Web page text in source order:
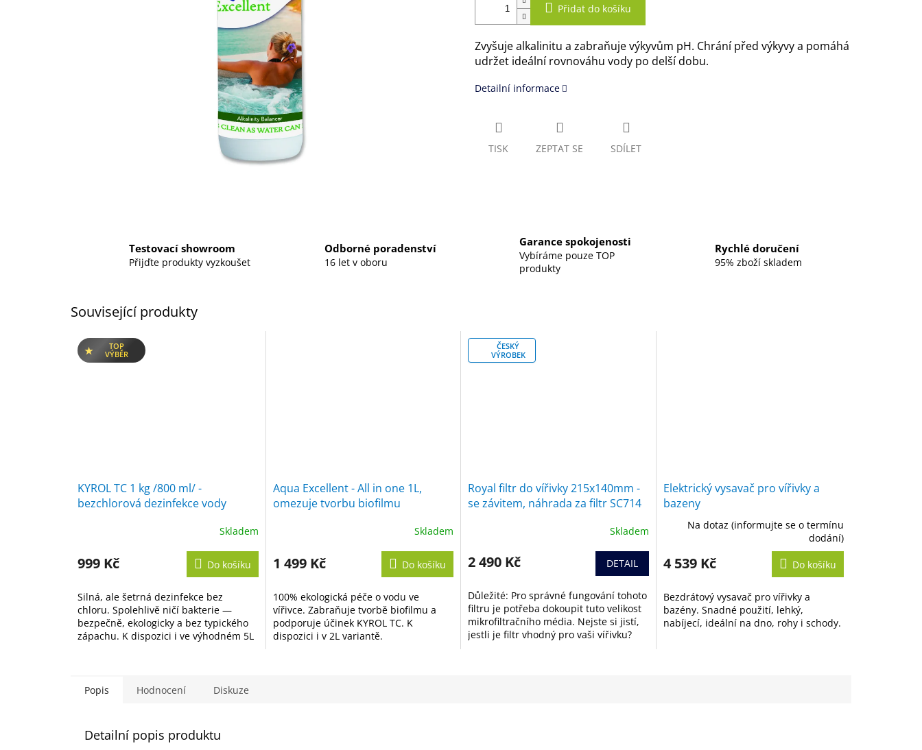
Přidat do košíku
Zvyšuje alkalinitu a zabraňuje výkyvům pH. Chrání před výkyvy a pomáhá
udržet ideální rovnováhu vody po delší dobu.
Detailní informace
TISK ZEPTAT SE SDÍLET
Testovací showroom
Přijďte produkty vyzkoušet
Odborné poradenství
16 let v oboru
Garance spokojenosti
Vybíráme pouze TOP
produkty
Rychlé doručení
95% zboží skladem
Související produkty
TOP
VÝBĚR
KYROL TC 1 kg /800 ml/ -
bezchlorová dezinfekce vody
produktu
je
z
5
hvězdiček.
Skladem
999 Kč Do košíku
Silná, ale šetrná dezinfekce bez
chloru. Spolehlivě ničí bakterie —
bezpečně, ekologicky a bez typického
zápachu. K dispozici i ve výhodném 5L
Aqua Excellent - All in one 1L,
omezuje tvorbu biofilmu
produktu
je
z
5
hvězdiček.
Skladem
1 499 Kč Do košíku
100% ekologická péče o vodu ve
vířivce. Zabraňuje tvorbě biofilmu a
podporuje účinek KYROL TC. K
dispozici i v 2L variantě.
ČESKÝ
VÝROBEK
Royal filtr do vířivky 215x140mm -
se závitem, náhrada za filtr SC714
produktu
z
5
hvězdiček.
Skladem
2 490 Kč DETAIL
Důležité: Pro správné fungování tohoto
filtru je potřeba dokoupit tuto velikost
mikrofiltračního média. Nejste si jistí,
jestli je filtr vhodný pro vaši vířivku?
Elektrický vysavač pro vířivky a
bazeny
Na dotaz (informujte se o termínu
dodání)
4 539 Kč Do košíku
Bezdrátový vysavač pro vířivky a
bazény. Snadné použití, lehký,
nabíjecí, ideální na dno, rohy i schody.
Popis Hodnocení Diskuze
Detailní popis produktu